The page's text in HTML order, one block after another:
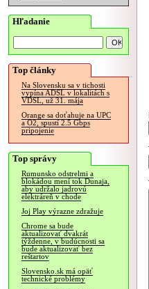
Hľadanie
Top články
Na Slovensku sa v tichosti
vypína ADSL v lokalitách s
VDSL, už 31. mája
Orange sa doťahuje na UPC
a O2, spustí 2.5 Gbps
pripojenie
Top správy
Rumunsko odstrelmi a
blokádou mení tok Dunaja,
aby udržalo jadrovú
elektráreň v chode
Joj Play výrazne zdražuje
Chrome sa bude
aktualizovať dvakrát
týždenne, v budúcnosti sa
bude aktualizovať bez
reštartov
Slovensko.sk má opäť
technické problémy